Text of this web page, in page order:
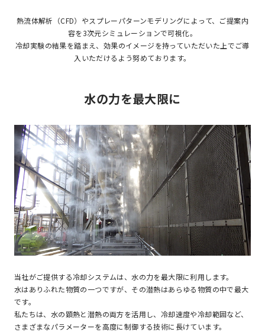
熱流体解析（CFD）やスプレーパターンモデリングによって、ご提案内
容を3次元シミュレーションで可視化。
冷却実験の結果を踏まえ、効果のイメージを持っていただいた上でご導
入いただけるよう努めております。
水の力を最大限に
当社がご提供する冷却システムは、水の力を最大限に利用します。
水はありふれた物質の一つですが、その潜熱はあらゆる物質の中で最大
です。
私たちは、水の顕熱と潜熱の両方を活用し、冷却速度や冷却範囲など、
さまざまなパラメーターを高度に制御する技術に長けています。